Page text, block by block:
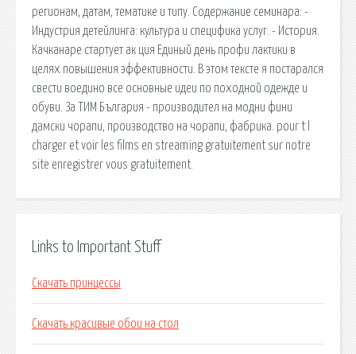
регионам, датам, тематике и типу. Содержание семинара: -
Индустрия детейлинга: культура и специфика услуг. - История.
Качканаре стартует ак ция Единый день профи лактики в
целях повышения эффективности. В этом тексте я постарался
свести воедино все основные идеи по походной одежде и
обуви. За ТИМ България - производител на модни фини
дамски чорапи, производство на чорапи, фабрика. pour t l
charger et voir les films en streaming gratuitement sur notre
site enregistrer vous gratuitement.
Links to Important Stuff
Скачать принцессы
Скачать красивые обои на стол